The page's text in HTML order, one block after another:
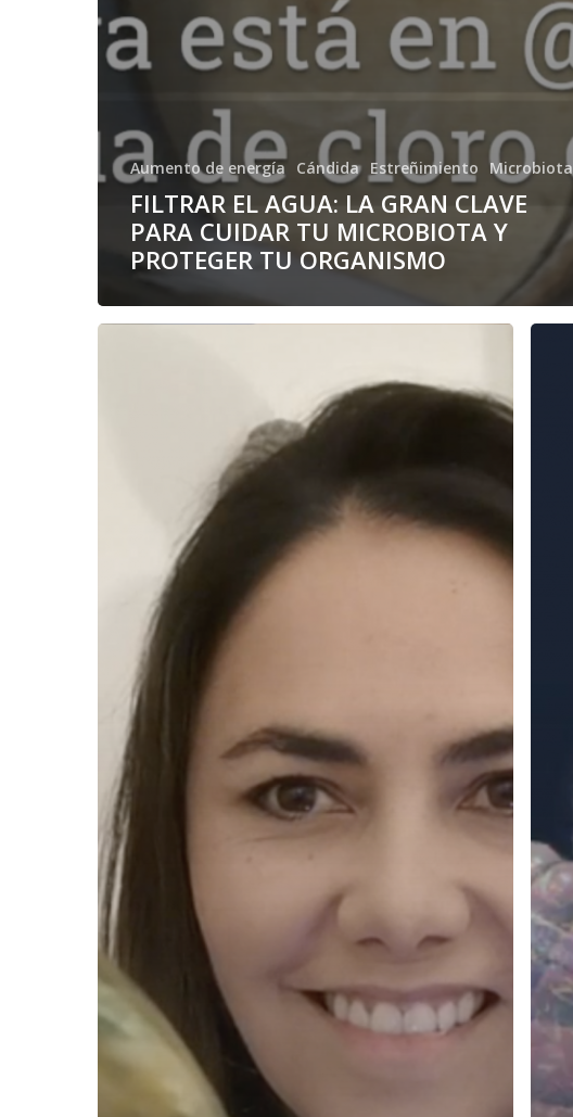
Aumento de energía Cándida Estreñimiento Microbiota
FILTRAR EL AGUA: LA GRAN CLAVE
PARA CUIDAR TU MICROBIOTA Y
PROTEGER TU ORGANISMO